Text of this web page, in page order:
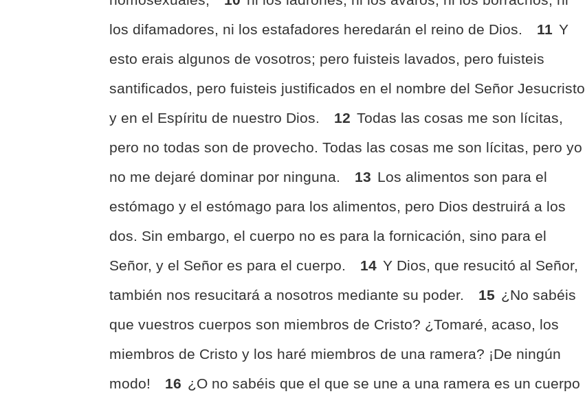
los difamadores, ni los estafadores heredarán el reino de Dios.
11 Y
esto erais algunos de vosotros; pero fuisteis lavados, pero fuisteis
santificados, pero fuisteis justificados en el nombre del Señor Jesucristo
y en el Espíritu de nuestro Dios.
12 Todas las cosas me son lícitas,
pero no todas son de provecho. Todas las cosas me son lícitas, pero yo
no me dejaré dominar por ninguna.
13 Los alimentos son para el
estómago y el estómago para los alimentos, pero Dios destruirá a los
dos. Sin embargo, el cuerpo no es para la fornicación, sino para el
Señor, y el Señor es para el cuerpo.
14 Y Dios, que resucitó al Señor,
también nos resucitará a nosotros mediante su poder.
15 ¿No sabéis
que vuestros cuerpos son miembros de Cristo? ¿Tomaré, acaso, los
miembros de Cristo y los haré miembros de una ramera? ¡De ningún
modo!
16 ¿O no sabéis que el que se une a una ramera es un cuerpo